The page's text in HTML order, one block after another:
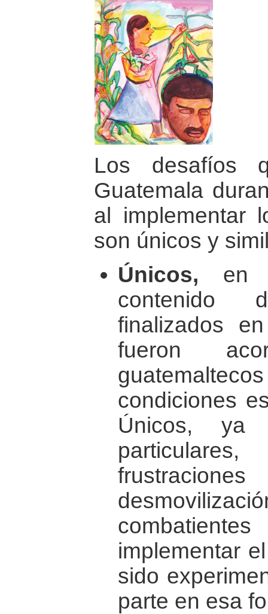
Los desafíos
Guatemala
al implementar
son únicos y
Únicos, en
contenido
finalizados
fueron
condiciones
Únicos, ya
implementar
sido
parte en esa